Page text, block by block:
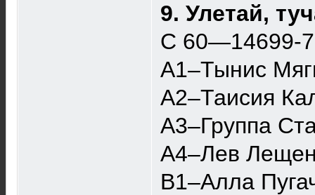
9. Улетай,
С 60—14699-
A1–Тынис
A2–Таисия
A3–Группа
A4–Лев
B1–Алла